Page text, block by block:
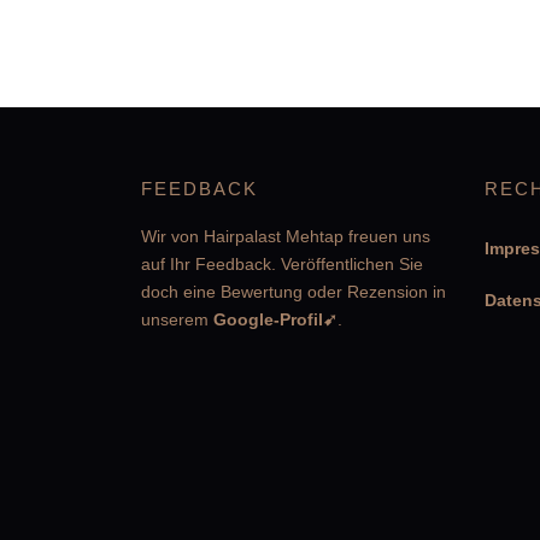
FEEDBACK
Wir von Hairpalast Mehtap freuen uns
auf Ihr Feedback. Veröffentlichen Sie
doch eine Bewertung oder Rezension in
unserem Google-Profil➹.